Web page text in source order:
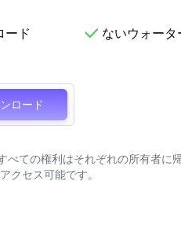
ード ないウォータ
ロード
ての権利はそれぞれの所有者に帰
クセス可能です。